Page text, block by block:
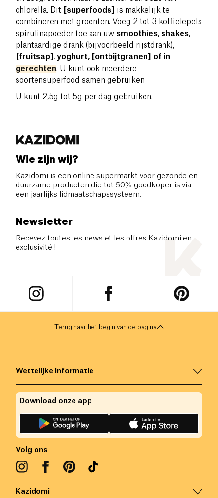
chlorella. Dit
[superfoods]
is makkelijk te
combineren met groenten. Voeg 2 tot 3 koffielepels
spirulinapoeder toe aan uw smoothies, shakes,
plantaardige drank (bijvoorbeeld rijstdrank),
[fruitsap] , yoghurt, [ontbijtgranen] of in
gerechten. U kunt ook meerdere
soortensuperfood samen gebruiken.
U kunt 2,5g tot 5g per dag gebruiken.
Wie zijn wij?
Kazidomi is een online supermarkt voor gezonde en
duurzame producten die tot 50% goedkoper is via
een jaarlijks lidmaatschapssysteem.
Newsletter
Recevez toutes les news et les offres Kazidomi en
exclusivité !
Terug naar het begin van de pagina
Kazidomi
Wettelijke informatie
Volg ons
Download onze app